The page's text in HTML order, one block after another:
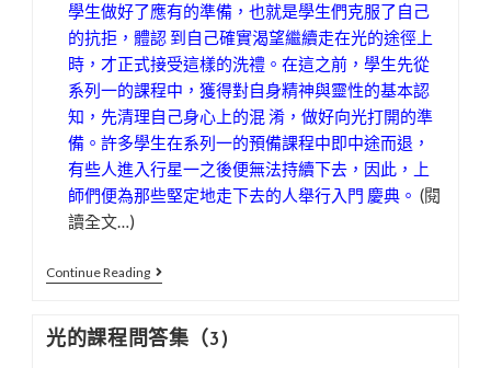
學生做好了應有的準備，也就是學生們克服了自己
的抗拒，體認 到自己確實渴望繼續走在光的途徑上
時，才正式接受這樣的洗禮。在這之前，學生先從
系列一的課程中，獲得對自身精神與靈性的基本認
知，先清理自己身心上的混 淆，做好向光打開的準
備。許多學生在系列一的預備課程中即中途而退，
有些人進入行星一之後便無法持續下去，因此，上
師們便為那些堅定地走下去的人舉行入門 慶典。 (閱
讀全文…)
Continue Reading
光
課
程
光的課程問答集（3)